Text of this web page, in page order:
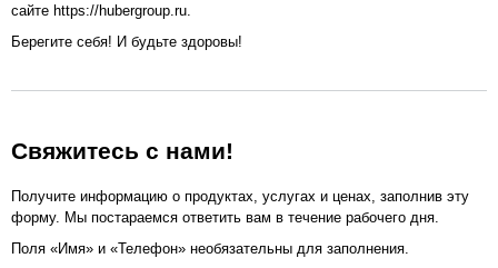
сайте https://hubergroup.ru.
Берегите себя! И будьте здоровы!
Свяжитесь с нами!
Получите информацию о продуктах, услугах и ценах, заполнив эту
форму. Мы постараемся ответить вам в течение рабочего дня.
Поля «Имя» и «Телефон» необязательны для заполнения.